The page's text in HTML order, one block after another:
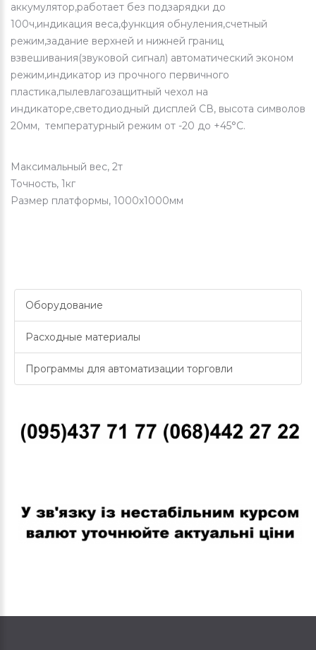
аккумулятор,работает без подзарядки до
100ч,индикация веса,функция обнуления,счетный
режим,задание верхней и нижней границ
взвешивания(звуковой сигнал) автоматический эконом
режим,индикатор из прочного первичного
пластика,пылевлагозащитный чехол на
индикаторе,светодиодный дисплей СВ, высота символов
20мм, температурный режим от -20 до +45°C.
Максимальный вес, 2т
Точность, 1кг
Размер платформы, 1000х1000мм
Оборудование
Расходные материалы
Программы для автоматизации торговли